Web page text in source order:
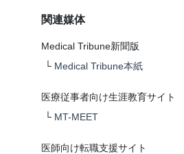
関連媒体
Medical Tribune新聞版
└ Medical Tribune本紙
医療従事者向け生涯教育サイト
└ MT-MEET
医師向け転職支援サイト